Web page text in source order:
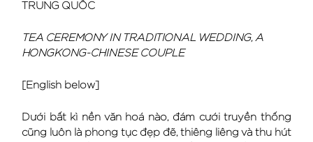
TRUNG QUỐC
TEA CEREMONY IN TRADITIONAL WEDDING, A
HONGKONG-CHINESE COUPLE
[English below]
Dưới bất kì nền văn hoá nào, đám cưới truyền thống
cũng luôn là phong tục đẹp đẽ, thiêng liêng và thu hút